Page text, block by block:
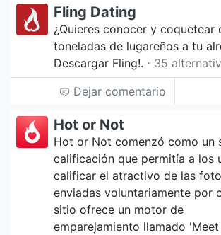
Fling Dating
¿Quieres conocer y coquetear
toneladas de lugareños a tu
Descargar Fling!. ⋅ 35
Dejar comentario
Hot or Not
Hot or Not comenzó como un
calificación que permitía a los
calificar el atractivo de las
enviadas voluntariamente por
sitio ofrece un motor de
emparejamiento llamado